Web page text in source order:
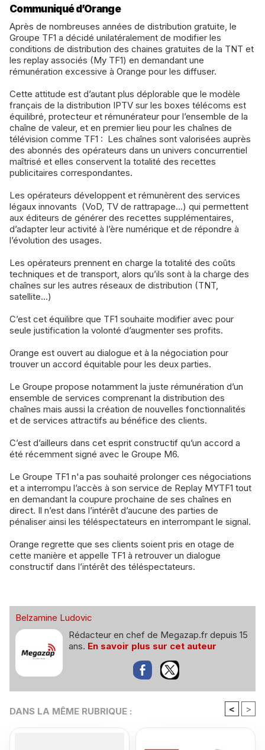
Communiqué d’Orange
Après de nombreuses années de distribution gratuite, le
Groupe TF1 a décidé unilatéralement de modifier les
conditions de distribution des chaines gratuites de la TNT et
les replay associés (My TF1) en demandant une
rémunération excessive à Orange pour les diffuser.
Cette attitude est d’autant plus déplorable que le modèle
français de la distribution IPTV sur les boxes télécoms est
équilibré, protecteur et rémunérateur pour l’ensemble de la
chaîne de valeur, et en premier lieu pour les chaînes de
télévision comme TF1 : Les chaînes sont valorisées auprès
des abonnés des opérateurs dans un univers concurrentiel
maîtrisé et elles conservent la totalité des recettes
publicitaires correspondantes.
Les opérateurs développent et rémunèrent des services
légaux innovants (VoD, TV de rattrapage…) qui permettent
aux éditeurs de générer des recettes supplémentaires,
d’adapter leur activité à l’ère numérique et de répondre à
l’évolution des usages.
Les opérateurs prennent en charge la totalité des coûts
techniques et de transport, alors qu’ils sont à la charge des
chaînes sur les autres réseaux de distribution (TNT,
satellite…)
C’est cet équilibre que TF1 souhaite modifier avec pour
seule justification la volonté d’augmenter ses profits.
Orange est ouvert au dialogue et à la négociation pour
trouver un accord équitable pour les deux parties.
Le Groupe propose notamment la juste rémunération d’un
ensemble de services comprenant la distribution des
chaînes mais aussi la création de nouvelles fonctionnalités
et de services attractifs au bénéfice des clients.
C’est d’ailleurs dans cet esprit constructif qu’un accord a
été récemment signé avec le Groupe M6.
Le Groupe TF1 n'a pas souhaité prolonger ces négociations
et a interrompu l’accès à son service de Replay MYTF1 tout
en demandant la coupure prochaine de ses chaînes en
direct. Il n’est dans l’intérêt d’aucune des parties de
pénaliser ainsi les téléspectateurs en interrompant le signal.
Orange regrette que ses clients soient pris en otage de
cette manière et appelle TF1 à retrouver un dialogue
constructif dans l’intérêt des téléspectateurs.
Belzamine Ludovic
Rédacteur en chef de Megazap.fr depuis 15
ans. En savoir plus sur cet auteur
DANS LA MÊME RUBRIQUE : < >